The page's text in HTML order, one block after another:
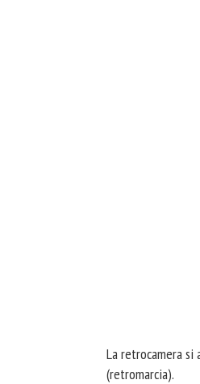
La retrocamera
(retromarcia).